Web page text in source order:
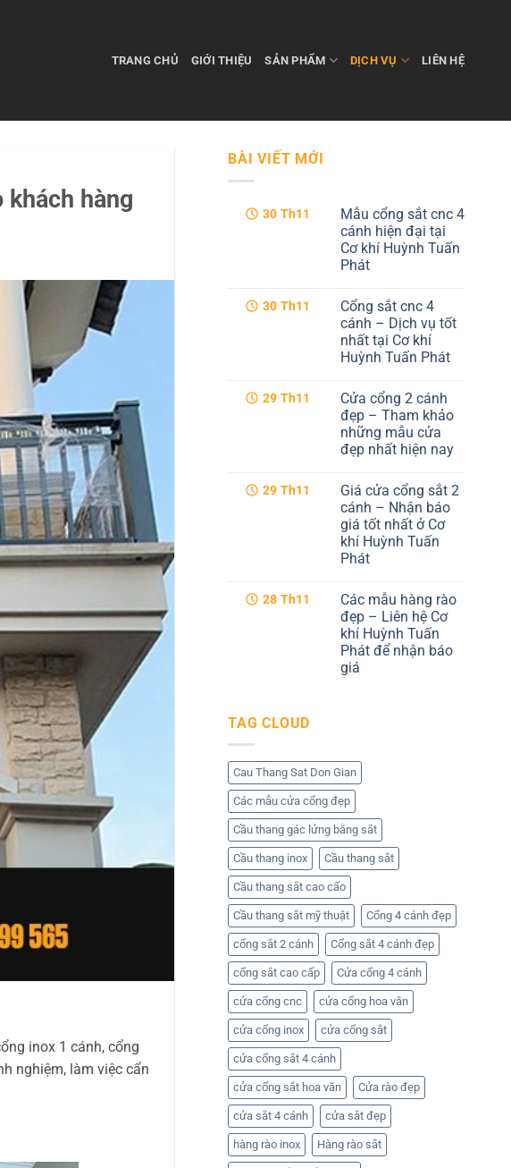
TRANG CHỦ GIỚI THIỆU SẢN PHẨM DỊCH VỤ LIÊN HỆ
hàng
inox 1 cánh, cổng
nghiệm, làm việc cẩn
BÀI VIẾT MỚI
30 Th11
Mẫu cổng sắt cnc 4
cánh hiện đại tại
Cơ khí Huỳnh Tuấn
Phát
bình
luận
ở
Mẫu
cổng
sắt
cánh
hiện
đại
tại
Cơ
khí
Phát
30 Th11
Cổng sắt cnc 4
cánh – Dịch vụ tốt
nhất tại Cơ khí
Huỳnh Tuấn Phát
bình
luận
ở
Cổng
sắt
cnc
–
Dịch
vụ
tốt
nhất
tại
Cơ
Tuấn
Phát
29 Th11
Cửa cổng 2 cánh
đẹp – Tham khảo
những mẫu cửa
đẹp nhất hiện nay
bình
luận
ở
Cửa
cổng
2
cánh
Tham
khảo
những
mẫu
cửa
đẹp
nhất
hiện
29 Th11
Giá cửa cổng sắt 2
cánh – Nhận báo
giá tốt nhất ở Cơ
khí Huỳnh Tuấn
Phát
bình
luận
ở
Giá
cửa
cổng
sắt
nhất
ở
Cơ
khí
Huỳnh
Tuấn
Phát
28 Th11
Các mẫu hàng rào
đẹp – Liên hệ Cơ
khí Huỳnh Tuấn
Phát để nhận báo
giá
hàng
rào
đẹp
–
Liên
hệ
Cơ
khí
Huỳnh
Tuấn
Phát
để
nhận
báo
giá
TAG CLOUD
Cau Thang Sat Don Gian
Các mẫu cửa cổng đẹp
Cầu thang gác lửng bằng sắt
Cầu thang inox Cầu thang sắt
Cầu thang sắt cao cấo
Cầu thang sắt mỹ thuật Cổng 4 cánh đẹp
cổng sắt 2 cánh Cổng sắt 4 cánh đẹp
cổng sắt cao cấp Cửa cổng 4 cánh
cửa cổng cnc cửa cổng hoa văn
cửa cổng inox cửa cổng sắt
cửa cổng sắt 4 cánh
cửa cổng sắt hoa văn Cửa rào đẹp
cửa sắt 4 cánh cửa sắt đẹp
hàng rào inox Hàng rào sắt